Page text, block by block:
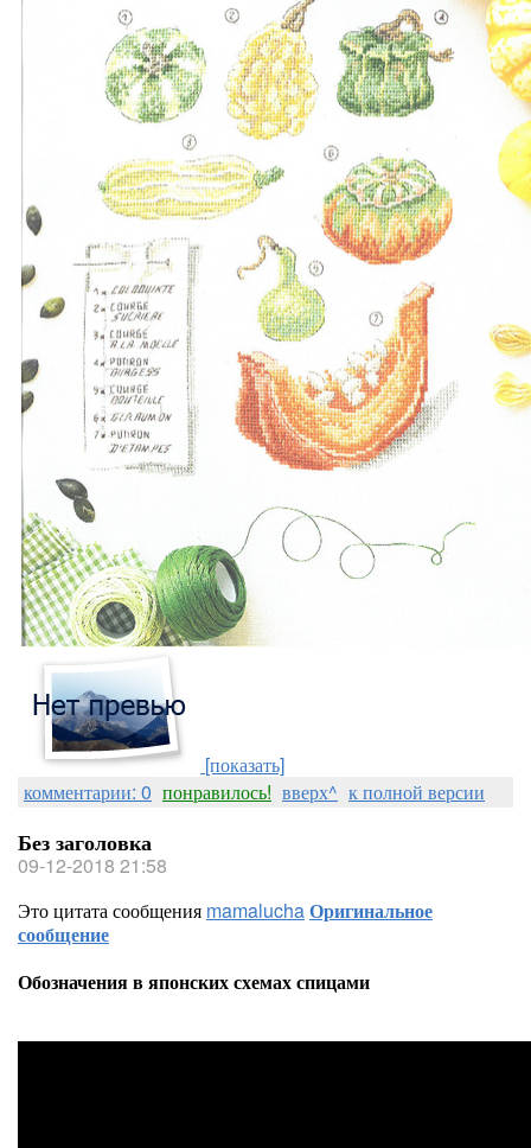
[показать]
комментарии: 0 понравилось! вверх^ к полной версии
Без заголовка
09-12-2018 21:58
Это цитата сообщения mamaluchaОригинальное
сообщение
Обозначения в японских схемах спицами